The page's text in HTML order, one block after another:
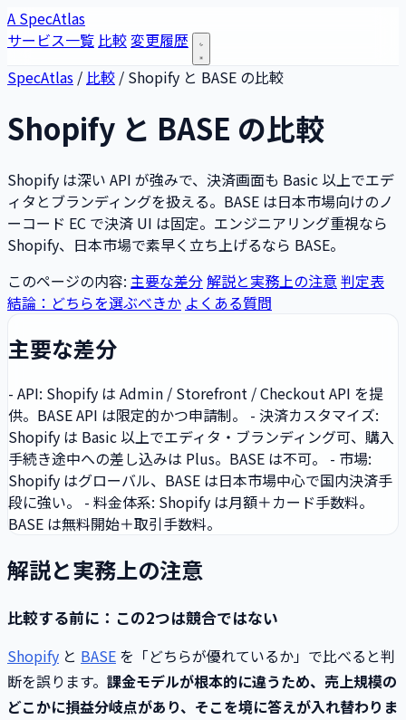
A SpecAtlas
サービス一覧比較変更履歴
SpecAtlas /比較 / Shopify と BASE の比較
Shopify と BASE の比較
Shopify は深い API が強みで、決済画面も Basic 以上でエデ
ィタとブランディングを扱える。BASE は日本市場向けのノ
ーコード EC で決済 UI は固定。エンジニアリング重視なら
Shopify、日本市場で素早く立ち上げるなら BASE。
このページの内容: 主要な差分解説と実務上の注意判定表
結論：どちらを選ぶべきか よくある質問
主要な差分
- API: Shopify は Admin / Storefront / Checkout API を提
供。BASE API は限定的かつ申請制。 - 決済カスタマイズ:
Shopify は Basic 以上でエディタ・ブランディング可、購入
手続き途中への差し込みは Plus。BASE は不可。 - 市場:
Shopify はグローバル、BASE は日本市場中心で国内決済手
段に強い。 - 料金体系: Shopify は月額＋カード手数料。
BASE は無料開始＋取引手数料。
解説と実務上の注意
比較する前に：この2つは競合ではない
Shopify と BASE を「どちらが優れているか」で比べると判
断を誤ります。 課金モデルが根本的に違うため、売上規模の
どこかに損益分岐点があり、そこを境に答えが入れ替わりま